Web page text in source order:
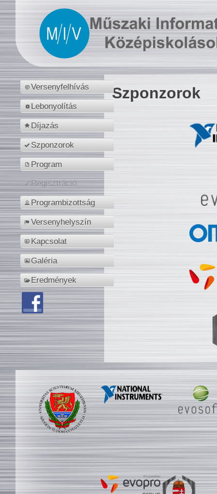
Versenyfelhívás
Lebonyolítás
Díjazás
Szponzorok
Program
Regisztráció
Programbizottság
Versenyhelyszín
Kapcsolat
Galéria
Eredmények
Szponzorok